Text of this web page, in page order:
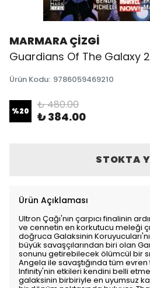
MARMARA ÇİZGİ
Guardians Of The Galaxy
Ürün Kodu: 9786059469210
%20 ₺ 480.00
₺ 384.00
STOKTA
Ürün Açıklaması
Ultron Çağı'nın çarpıcı finalinin
ve cennetin en korkutucu meleği
doğruca Galaksinin
büyük savaşçılarından biri olan
sonunu getirebilecek ölümcül bir
Angela ile savaştığında tüm
Infinity'nin etkileri kendini belli
galaksinin birbiriyle en uyumsuz